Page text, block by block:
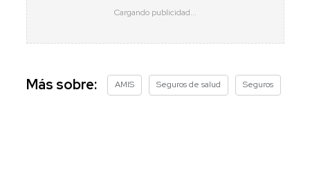
Más sobre: AMIS Seguros de salud Seguros